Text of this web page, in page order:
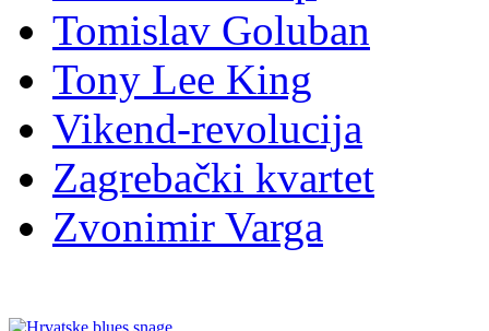
Tomislav Goluban
Tony Lee King
Vikend-revolucija
Zagrebački kvartet
Zvonimir Varga